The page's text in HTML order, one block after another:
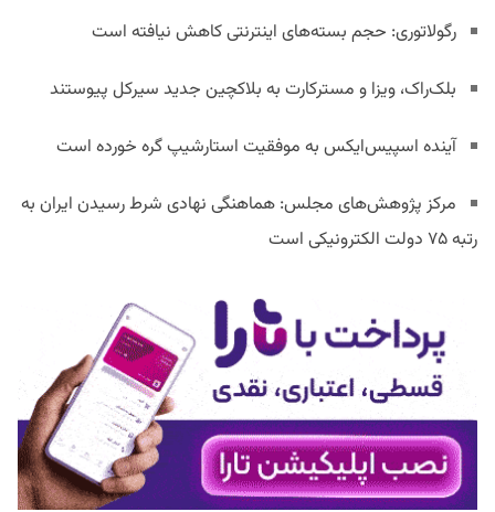
رگولاتوری: حجم بسته‌های اینترنتی کاهش نیافته است
بلک‌راک، ویزا و مسترکارت به بلاکچین جدید سیرکل پیوستند
آینده اسپیس‌ایکس به موفقیت استارشیپ گره خورده است
مرکز پژوهش‌های مجلس: هماهنگی نهادی شرط رسیدن ایران به
رتبه ۷۵ دولت الکترونیکی است